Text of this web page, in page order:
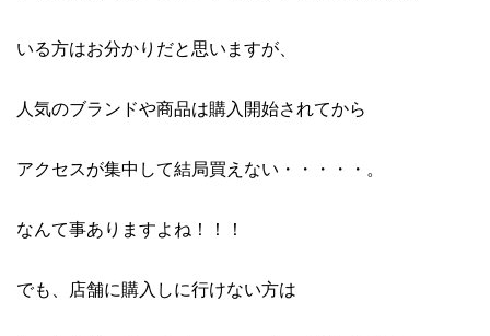
いる方はお分かりだと思いますが、
人気のブランドや商品は購入開始されてから
アクセスが集中して結局買えない・・・・・。
なんて事ありますよね！！！
でも、店舗に購入しに行けない方は